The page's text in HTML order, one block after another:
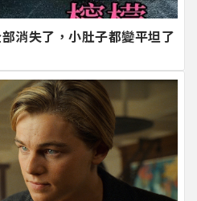
消失了，小肚子都變平坦了